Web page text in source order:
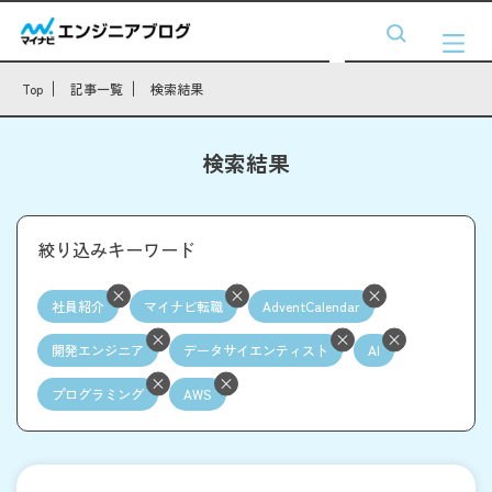
Top 記事一覧 検索結果
検索結果
絞り込みキーワード
社員紹介 マイナビ転職 AdventCalendar
開発エンジニア データサイエンティスト AI
プログラミング AWS